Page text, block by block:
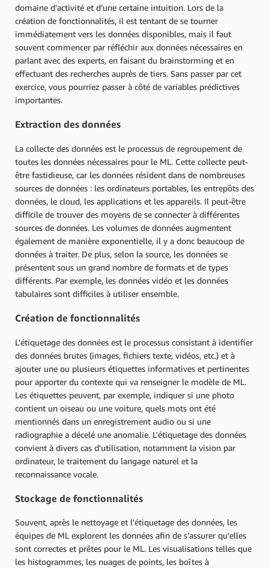
domaine d'activité et d'une certaine intuition. Lors de la
création de fonctionnalités, il est tentant de se tourner
immédiatement vers les données disponibles, mais il faut
souvent commencer par réfléchir aux données nécessaires en
parlant avec des experts, en faisant du brainstorming et en
effectuant des recherches auprès de tiers. Sans passer par cet
exercice, vous pourriez passer à côté de variables prédictives
importantes.
Extraction des données
La collecte des données est le processus de regroupement de
toutes les données nécessaires pour le ML. Cette collecte peut-
être fastidieuse, car les données résident dans de nombreuses
sources de données : les ordinateurs portables, les entrepôts des
données, le cloud, les applications et les appareils. Il peut-être
difficile de trouver des moyens de se connecter à différentes
sources de données. Les volumes de données augmentent
également de manière exponentielle, il y a donc beaucoup de
données à traiter. De plus, selon la source, les données se
présentent sous un grand nombre de formats et de types
différents. Par exemple, les données vidéo et les données
tabulaires sont difficiles à utiliser ensemble.
Création de fonctionnalités
L'étiquetage des données est le processus consistant à identifier
des données brutes (images, fichiers texte, vidéos, etc.) et à
ajouter une ou plusieurs étiquettes informatives et pertinentes
pour apporter du contexte qui va renseigner le modèle de ML.
Les étiquettes peuvent, par exemple, indiquer si une photo
contient un oiseau ou une voiture, quels mots ont été
mentionnés dans un enregistrement audio ou si une
radiographie a décelé une anomalie. L'étiquetage des données
convient à divers cas d'utilisation, notamment la vision par
ordinateur, le traitement du langage naturel et la
reconnaissance vocale.
Stockage de fonctionnalités
Souvent, après le nettoyage et l'étiquetage des données, les
équipes de ML explorent les données afin de s'assurer qu'elles
sont correctes et prêtes pour le ML. Les visualisations telles que
les histogrammes, les nuages de points, les boîtes à